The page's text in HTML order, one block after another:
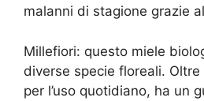
malanni di stagione grazie
Millefiori: questo miele
diverse specie floreali.
per l’uso quotidiano, ha un